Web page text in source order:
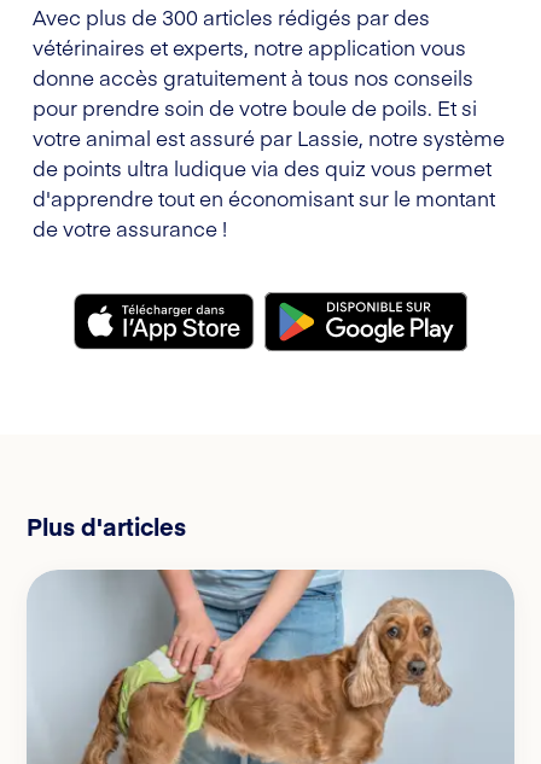
Avec plus de 300 articles rédigés par des
vétérinaires et experts, notre application vous
donne accès gratuitement à tous nos conseils
pour prendre soin de votre boule de poils. Et si
votre animal est assuré par Lassie, notre système
de points ultra ludique via des quiz vous permet
d'apprendre tout en économisant sur le montant
de votre assurance !
Plus d'articles